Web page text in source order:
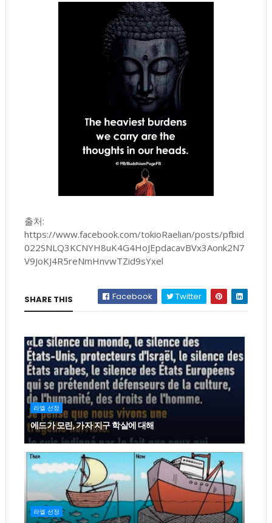
출처:
https://www.facebook.com/tokioRaelian/posts/pfbid
022SNLQ3KCNYH8uK4G4HoJEpdacavBVx3Aonk2N7
V9JoKJ4R5reNmHnvwTZid9sYxel
SHARE THIS Facebook Twitter
라엘 선정
에드가 모린, 가자 지구 학살에 대해
라엘 선정